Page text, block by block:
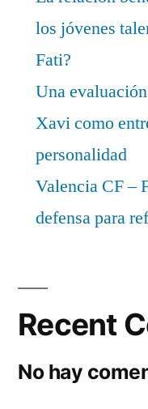
los jóvenes
Fati?
Una
Xavi como
personalidad
Valencia CF –
defensa para
Recent
No hay